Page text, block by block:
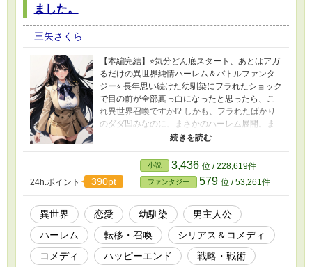
ました。
三矢さくら
【本編完結】⭐︎気分どん底スタート、あとはアガ
るだけの異世界純情ハーレム＆バトルファンタ
ジー⭐︎ 長年思い続けた幼馴染にフラれたショック
で目の前が全部真っ白になったと思ったら、こ
れ異世界召喚ですか!? しかも、フラれたばかり
のダダ凹みなのに、まさかのハーレム展開。ま
ったくそんな気分じゃないのに、それが『シキ
か。そうですか。赤面しますよ。 ただ、召喚さ
れたお城は、落城寸前の風前の灯火。伝説の
『マレビト』として召喚された俺、百海勇吾(18)
は、城主代行を任されて、城に襲い掛かる謎の
バケモノたちに立ち向かうことに。 といって
も、発現するらしいチートは使えないし、お城
に唯一いた呪術師の第４王女様は召喚の呪術の
影響で、眠りっ放し。 とにかく、俺を取り囲ん
でる女子たちと、お城の皆さんの気持ちをまと
24h.ポイント 390pt
小説 3,436 位 / 228,619件
ファンタジー 579 位 / 53,261件
異世界 恋愛 幼馴染
男主人公
ハーレム
転移・召喚
シリアス＆コメディ
コメディ
ハッピーエンド 戦略・戦術